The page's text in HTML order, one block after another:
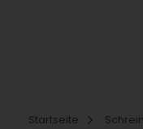
Startseite